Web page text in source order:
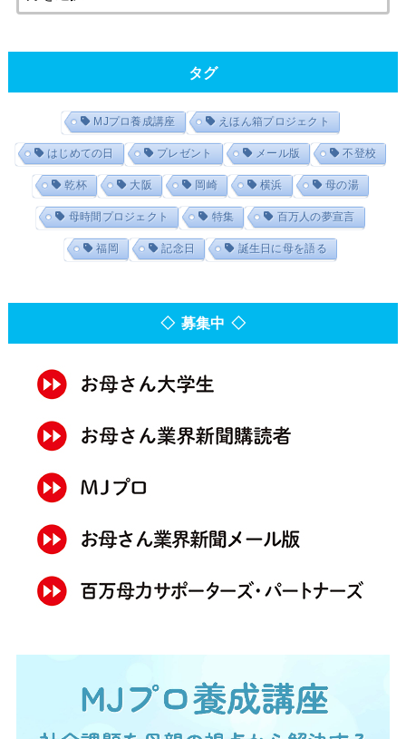
タグ
MJプロ養成講座 えほん箱プロジェクト
はじめての日 プレゼント メール版 不登校
乾杯 大阪 岡崎 横浜 母の湯
母時間プロジェクト 特集 百万人の夢宣言
福岡 記念日 誕生日に母を語る
◇ 募集中 ◇